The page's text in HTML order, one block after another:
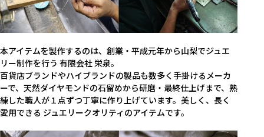
本アイテムを製作するのは、創業・平成元年から山梨でジュエ
リー制作を行う 有限会社 栄泉。
百貨店ブランドやハイブランドの製品も数多く手掛けるメーカ
ーで、天然ダイヤモンドの石留めから研磨・最終仕上げまで、熟
練した職人が１点ずつ丁寧に作り上げています。美しく、長く
愛用できる ジュエリークオリティのアイテムです。
キーワード
作品